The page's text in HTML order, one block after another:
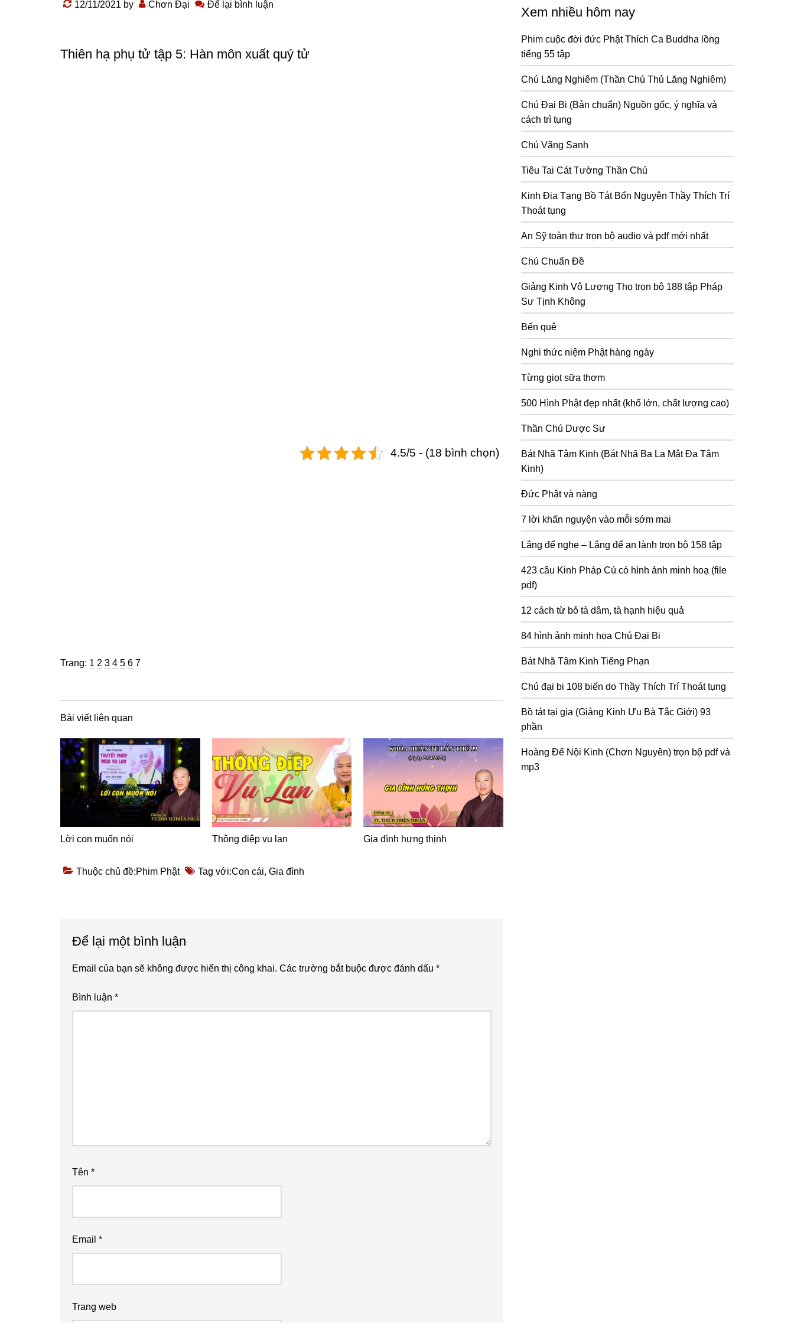
12/11/2021 by Chơn Đại Để lại bình luận
Thiên hạ phụ tử tập 5: Hàn môn xuất quý tử
4.5/5 - (18 bình chọn)
Trang: Trang
1 Trang
2 Trang
3 Trang
4 Trang
5 Trang
6 Trang
7
Bài viết liên quan
Lời con muốn nói Thông điệp vu lan Gia đình hưng thịnh
Thuộc chủ đề:Phim Phật Tag với:Con cái, Gia đình
Interactions
Để lại một bình luận
Email của bạn sẽ không được hiển thị công khai. Các trường bắt buộc được đánh dấu *
Bình luận *
Tên *
Email *
Trang web
Xem nhiều hôm nay
Phim cuộc đời đức Phật Thích Ca Buddha lồng
tiếng 55 tập
Chú Lăng Nghiêm (Thần Chú Thủ Lăng Nghiêm)
Chú Đại Bi (Bản chuẩn) Nguồn gốc, ý nghĩa và
cách trì tụng
Chú Vãng Sanh
Tiêu Tai Cát Tường Thần Chú
Kinh Địa Tạng Bồ Tát Bổn Nguyện Thầy Thích Trí
Thoát tụng
An Sỹ toàn thư trọn bộ audio và pdf mới nhất
Chú Chuẩn Đề
Giảng Kinh Vô Lượng Thọ trọn bộ 188 tập Pháp
Sư Tịnh Không
Bến quê
Nghi thức niệm Phật hàng ngày
Từng giọt sữa thơm
500 Hình Phật đẹp nhất (khổ lớn, chất lượng cao)
Thần Chú Dược Sư
Bát Nhã Tâm Kinh (Bát Nhã Ba La Mật Đa Tâm
Kinh)
Đức Phật và nàng
7 lời khấn nguyện vào mỗi sớm mai
Lắng để nghe – Lắng để an lành trọn bộ 158 tập
423 câu Kinh Pháp Cú có hình ảnh minh hoạ (file
pdf)
12 cách từ bỏ tà dâm, tà hạnh hiệu quả
84 hình ảnh minh họa Chú Đại Bi
Bát Nhã Tâm Kinh Tiếng Phạn
Chú đại bi 108 biến do Thầy Thích Trí Thoát tụng
Bồ tát tại gia (Giảng Kinh Ưu Bà Tắc Giới) 93
phần
Hoàng Đế Nội Kinh (Chơn Nguyên) trọn bộ pdf và
mp3